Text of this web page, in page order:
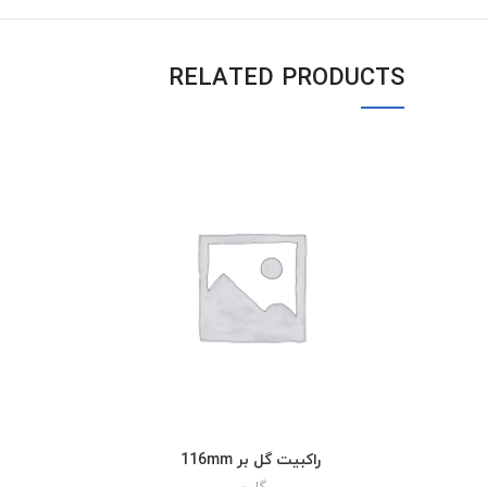
RELATED PRODUCTS
READ MORE
راکبیت گل بر 116mm